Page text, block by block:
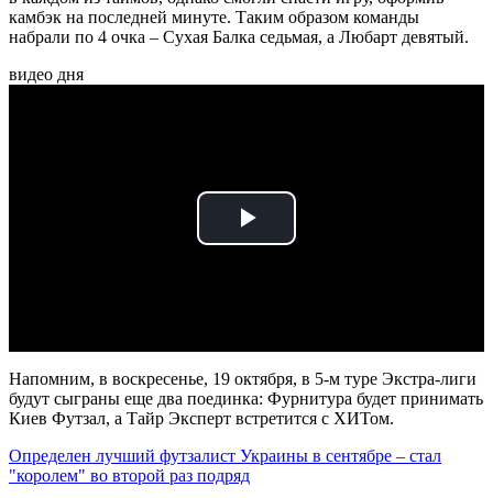
камбэк на последней минуте. Таким образом команды
набрали по 4 очка – Сухая Балка седьмая, а Любарт девятый.
видео дня
Play
Напомним, в воскресенье, 19 октября, в 5-м туре Экстра-лиги
будут сыграны еще два поединка: Фурнитура будет принимать
Киев Футзал, а Тайр Эксперт встретится с ХИТом.
Определен лучший футзалист Украины в сентябре – стал
"королем" во второй раз подряд